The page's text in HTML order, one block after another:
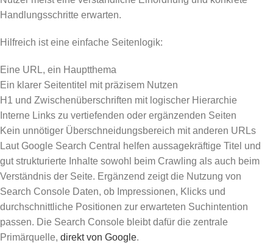
Handlungsschritte erwarten.
Hilfreich ist eine einfache Seitenlogik:
Eine URL, ein Hauptthema
Ein klarer Seitentitel mit präzisem Nutzen
H1 und Zwischenüberschriften mit logischer Hierarchie
Interne Links zu vertiefenden oder ergänzenden Seiten
Kein unnötiger Überschneidungsbereich mit anderen URLs
Laut Google Search Central helfen aussagekräftige Titel und
gut strukturierte Inhalte sowohl beim Crawling als auch beim
Verständnis der Seite. Ergänzend zeigt die Nutzung von
Search Console Daten, ob Impressionen, Klicks und
durchschnittliche Positionen zur erwarteten Suchintention
passen. Die Search Console bleibt dafür die zentrale
Primärquelle, direkt von Google.